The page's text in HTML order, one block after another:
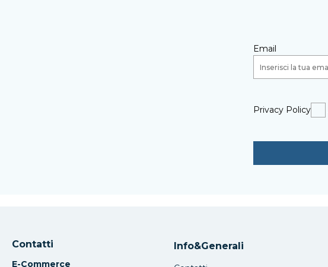
Email
Privacy Policy
Contatti
E-Commerce
Info&Generali